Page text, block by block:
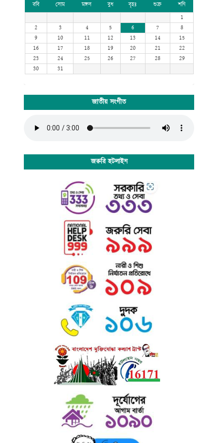
রবি সোম মঙ্গল বুধ বৃহঃ শুক্র
শনি
1
2
3 4 5 6 7
8
9
10 11 12 13 14
15
16
17 18 19 20 21
22
23
24 25 26 27 28
29
30
31
জাতীয় সংগীত
জরুরি হটলাইন